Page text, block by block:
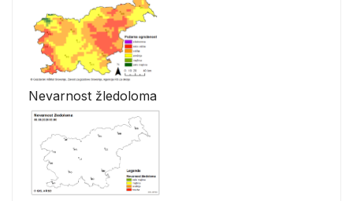
Nevarnost žledoloma